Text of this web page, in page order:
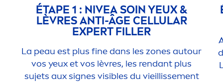
ÉTAPE 1 : NIVEASOIN YEUX &
LÈVRES ANTI-ÂGE CELLULAR
EXPERTFILLER
La peau est plus fine dans les zones autour
vos yeux et vos lèvres, les rendant plus
sujets aux signes visibles du vieillissement